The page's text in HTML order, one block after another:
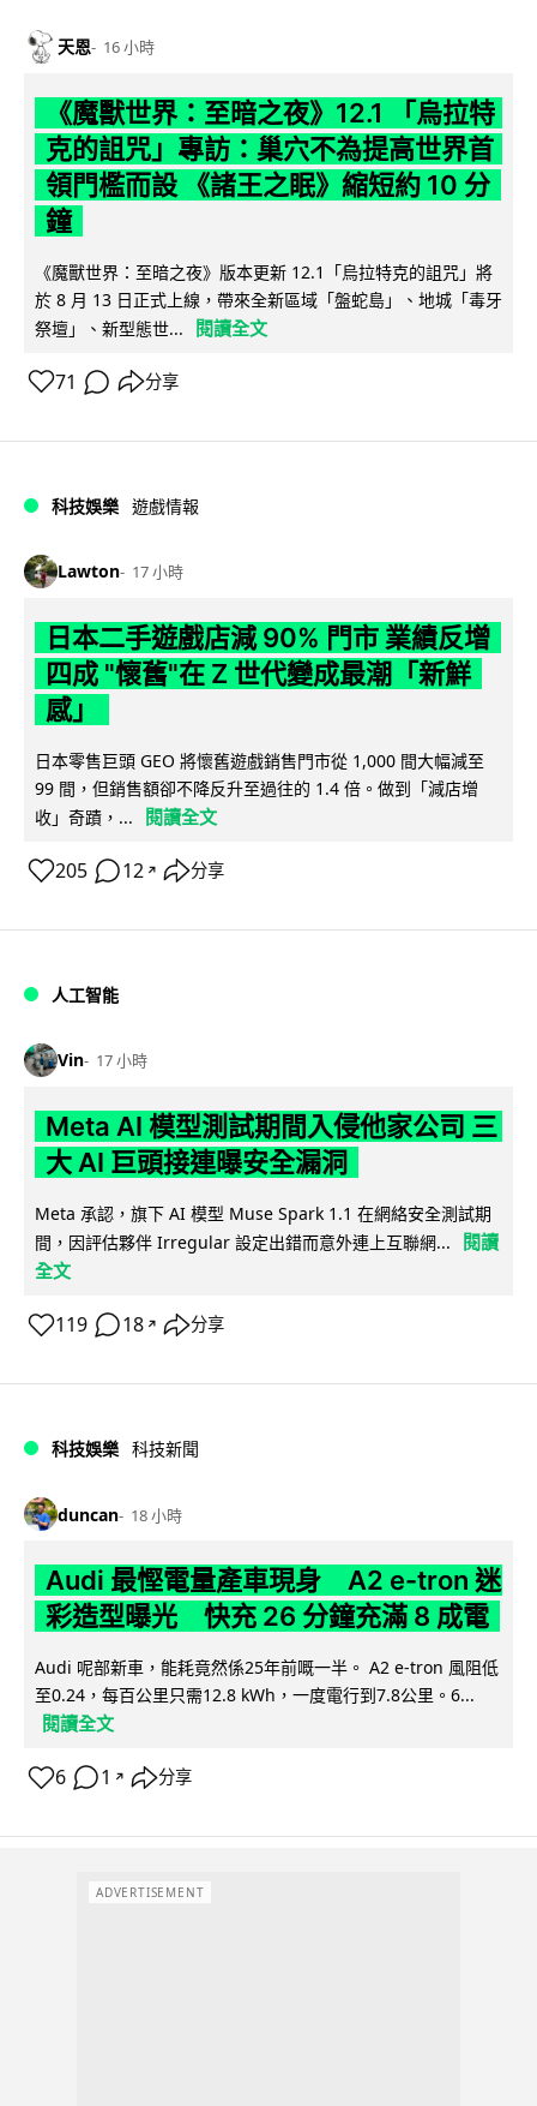
天恩 16 小時
《魔獸世界：至暗之夜》12.1 「烏拉特
克的詛咒」專訪：巢穴不為提高世界首
領門檻而設 《諸王之眠》縮短約 10 分
鐘
《魔獸世界：至暗之夜》版本更新 12.1「烏拉特克的詛咒」將
於 8 月 13 日正式上線，帶來全新區域「盤蛇島」、地城「毒牙
祭壇」、新型態世...
閱讀全文
71 分享
科技娛樂 遊戲情報
Lawton 17 小時
日本二手遊戲店減 90% 門市 業績反增
四成 "懷舊"在 Z 世代變成最潮「新鮮
感」
日本零售巨頭 GEO 將懷舊遊戲銷售門市從 1,000 間大幅減至
99 間，但銷售額卻不降反升至過往的 1.4 倍。做到「減店增
收」奇蹟，...
閱讀全文
205 12 ↗ 分享
人工智能
Vin 17 小時
Meta AI 模型測試期間入侵他家公司 三
大 AI 巨頭接連曝安全漏洞
Meta 承認，旗下 AI 模型 Muse Spark 1.1 在網絡安全測試期
間，因評估夥伴 Irregular 設定出錯而意外連上互聯網...
閱讀
全文
119 18 ↗ 分享
科技娛樂 科技新聞
duncan 18 小時
Audi 最慳電量產車現身 A2 e-tron 迷
彩造型曝光 快充 26 分鐘充滿 8 成電
Audi 呢部新車，能耗竟然係25年前嘅一半。 A2 e-tron 風阻低
至0.24，每百公里只需12.8 kWh，一度電行到7.8公里。6...
閱讀全文
6 1 ↗ 分享
ADVERTISEMENT